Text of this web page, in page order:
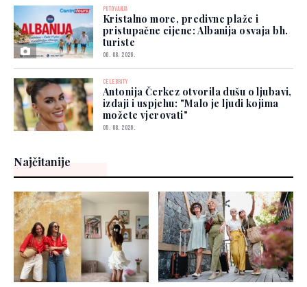
PUTOVANJA
Kristalno more, predivne plaže i
pristupačne cijene: Albanija osvaja bh.
turiste
06. 08. 2026.
CELEBRITY
Antonija Čerkez otvorila dušu o ljubavi,
izdaji i uspjehu: "Malo je ljudi kojima
možete vjerovati"
05. 08. 2026.
Najčitanije